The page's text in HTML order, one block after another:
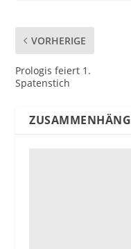
VORHERIGE
Prologis feiert 1.
Spatenstich